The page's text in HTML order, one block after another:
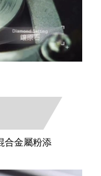
合金屬粉添